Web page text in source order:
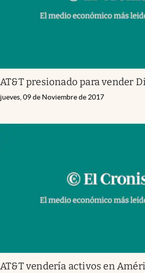
AT&T presionado para vender
jueves, 09 de Noviembre de 2017
AT&T vendería activos en